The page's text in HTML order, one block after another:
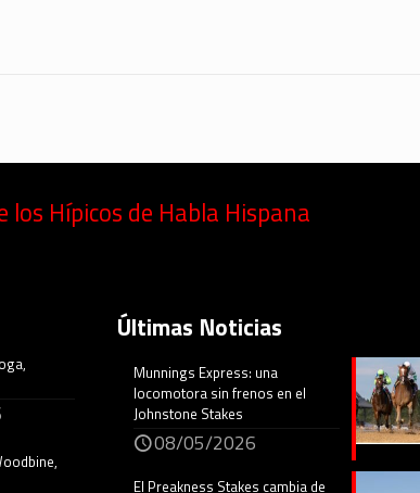
los Hípicos de Habla Hispana
Últimas Noticias
Munnings Express: una
locomotora sin frenos en el
Johnstone Stakes
08/05/2026
El Preakness Stakes cambia de